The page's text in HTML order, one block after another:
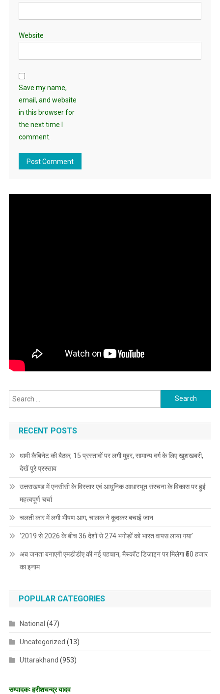
Website
Save my name,
email, and website
in this browser for
the next time I
comment.
Search
for:
RECENT POSTS
धामी कैबिनेट की बैठक, 15 प्रस्तावों पर लगी मुहर, सामान्य वर्ग के लिए खुशखबरी,
देखें पूरे प्रस्ताव
उत्तराखण्ड में एनसीसी के विस्तार एवं आधुनिक आधारभूत संरचना के विकास पर हुई
महत्वपूर्ण चर्चा
चलती कार में लगी भीषण आग, चालक ने कूदकर बचाई जान
‘2019 से 2026 के बीच 36 देशों से 274 भगोड़ों को भारत वापस लाया गया’
अब जनता बनाएगी एमडीडीए की नई पहचान, मैस्कॉट डिज़ाइन पर मिलेगा ₹50 हजार
का इनाम
POPULAR CATEGORIES
National (47)
Uncategorized (13)
Uttarakhand (953)
सम्पादकः हरीशचन्द्र यादव